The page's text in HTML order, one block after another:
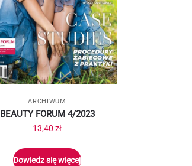
ARCHIWUM
BEAUTY FORUM 4/2023
13,40 zł
Dowiedz się więcej